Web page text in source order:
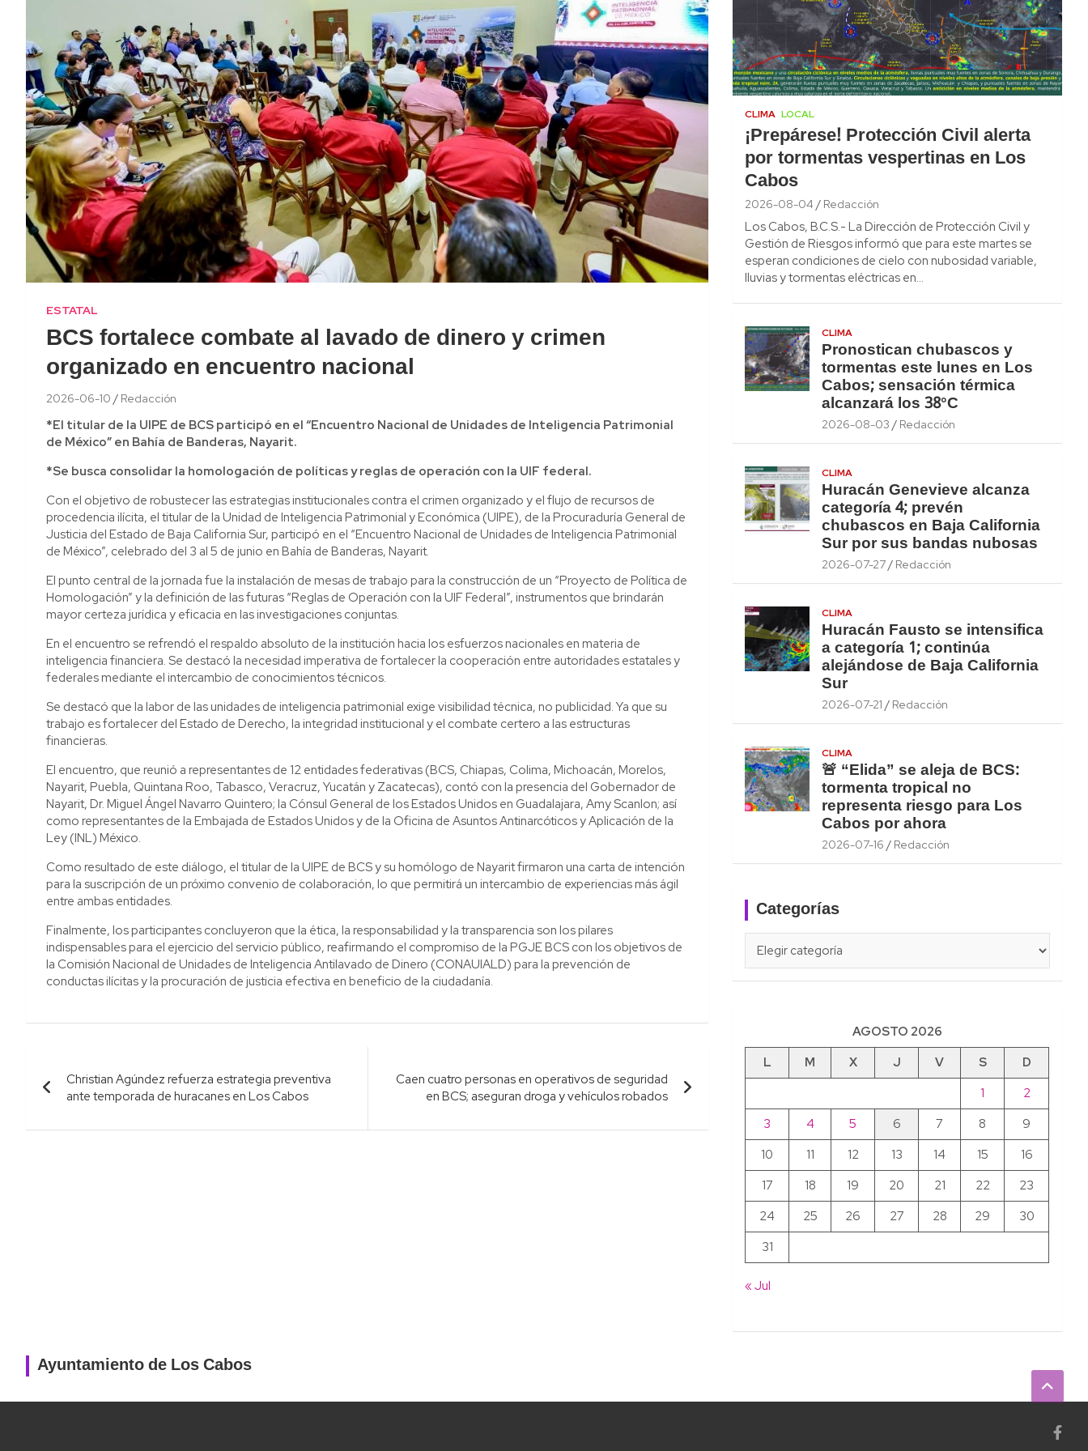
ESTATAL
BCS fortalece combate al lavado de dinero y crimen
organizado en encuentro nacional
2026-06-10 Redacción
*El titular de la UIPE de BCS participó en el “Encuentro Nacional de Unidades de Inteligencia Patrimonial
de México” en Bahía de Banderas, Nayarit.
*Se busca consolidar la homologación de políticas y reglas de operación con la UIF federal.
Con el objetivo de robustecer las estrategias institucionales contra el crimen organizado y el flujo de recursos de
procedencia ilícita, el titular de la Unidad de Inteligencia Patrimonial y Económica (UIPE), de la Procuraduría General de
Justicia del Estado de Baja California Sur, participó en el “Encuentro Nacional de Unidades de Inteligencia Patrimonial
de México”, celebrado del 3 al 5 de junio en Bahía de Banderas, Nayarit.
El punto central de la jornada fue la instalación de mesas de trabajo para la construcción de un “Proyecto de Política de
Homologación” y la definición de las futuras “Reglas de Operación con la UIF Federal”, instrumentos que brindarán
mayor certeza jurídica y eficacia en las investigaciones conjuntas.
En el encuentro se refrendó el respaldo absoluto de la institución hacia los esfuerzos nacionales en materia de
inteligencia financiera. Se destacó la necesidad imperativa de fortalecer la cooperación entre autoridades estatales y
federales mediante el intercambio de conocimientos técnicos.
Se destacó que la labor de las unidades de inteligencia patrimonial exige visibilidad técnica, no publicidad. Ya que su
trabajo es fortalecer del Estado de Derecho, la integridad institucional y el combate certero a las estructuras
financieras.
El encuentro, que reunió a representantes de 12 entidades federativas (BCS, Chiapas, Colima, Michoacán, Morelos,
Nayarit, Puebla, Quintana Roo, Tabasco, Veracruz, Yucatán y Zacatecas), contó con la presencia del Gobernador de
Nayarit, Dr. Miguel Ángel Navarro Quintero; la Cónsul General de los Estados Unidos en Guadalajara, Amy Scanlon; así
como representantes de la Embajada de Estados Unidos y de la Oficina de Asuntos Antinarcóticos y Aplicación de la
Ley (INL) México.
Como resultado de este diálogo, el titular de la UIPE de BCS y su homólogo de Nayarit firmaron una carta de intención
para la suscripción de un próximo convenio de colaboración, lo que permitirá un intercambio de experiencias más ágil
entre ambas entidades.
Finalmente, los participantes concluyeron que la ética, la responsabilidad y la transparencia son los pilares
indispensables para el ejercicio del servicio público, reafirmando el compromiso de la PGJE BCS con los objetivos de
la Comisión Nacional de Unidades de Inteligencia Antilavado de Dinero (CONAUIALD) para la prevención de
conductas ilícitas y la procuración de justicia efectiva en beneficio de la ciudadanía.
Navegación
de
entradas
Christian Agúndez refuerza estrategia preventiva
ante temporada de huracanes en Los Cabos
Caen cuatro personas en operativos de seguridad
en BCS; aseguran droga y vehículos robados
CLIMA LOCAL
¡Prepárese! Protección Civil alerta
por tormentas vespertinas en Los
Cabos
2026-08-04 Redacción
Los Cabos, B.C.S.- La Dirección de Protección Civil y
Gestión de Riesgos informó que para este martes se
esperan condiciones de cielo con nubosidad variable,
lluvias y tormentas eléctricas en…
CLIMA
Pronostican chubascos y
tormentas este lunes en Los
Cabos; sensación térmica
alcanzará los 38°C
2026-08-03 Redacción
CLIMA
Huracán Genevieve alcanza
categoría 4; prevén
chubascos en Baja California
Sur por sus bandas nubosas
2026-07-27 Redacción
CLIMA
Huracán Fausto se intensifica
a categoría 1; continúa
alejándose de Baja California
Sur
2026-07-21 Redacción
CLIMA
🚨 “Elida” se aleja de BCS:
tormenta tropical no
representa riesgo para Los
Cabos por ahora
2026-07-16 Redacción
Categorías
AGOSTO 2026
L
M X J V S
D
1
2
3
4 5 6 7 8
9
10
11 12 13 14 15
16
17
18 19 20 21 22
23
24
25 26 27 28 29
30
31
« Jul
Ayuntamiento de Los Cabos